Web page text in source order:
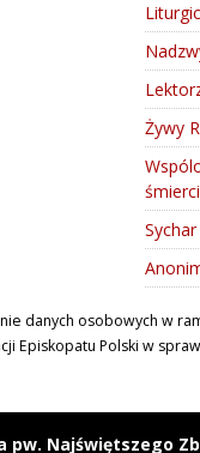
Żywy
śmierci
Sychar
danych osobowych w
Episkopatu Polski w
pw. Najświętszego